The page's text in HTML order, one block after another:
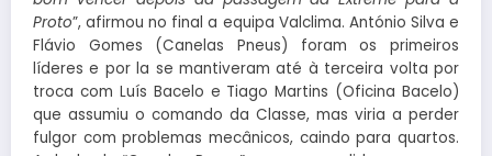
Proto”, afirmou no final a equipa Valclima. António Silva e
Flávio Gomes (Canelas Pneus) foram os primeiros
líderes e por la se mantiveram até à terceira volta por
troca com Luís Bacelo e Tiago Martins (Oficina Bacelo)
que assumiu o comando da Classe, mas viria a perder
fulgor com problemas mecânicos, caindo para quartos.